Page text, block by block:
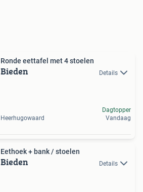
Ronde eettafel met 4 stoelen
Bieden Details
Heerhugowaard
Dagtopper
Vandaag
Eethoek + bank / stoelen
Bieden Details